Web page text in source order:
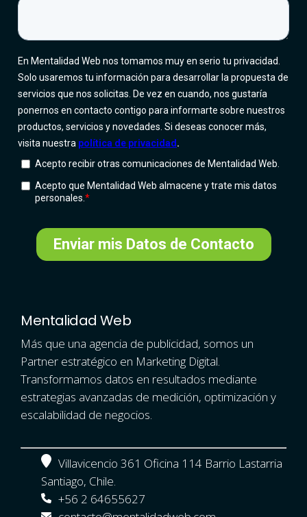
Mentalidad Web
Más que una agencia de publicidad, somos un
Partner estratégico en Marketing Digital.
Transformamos datos en resultados mediante
estrategias avanzadas de medición, optimización y
escalabilidad de negocios.
Villavicencio 361 Oficina 114 Barrio Lastarria
Santiago, Chile.
+56 2 64655627